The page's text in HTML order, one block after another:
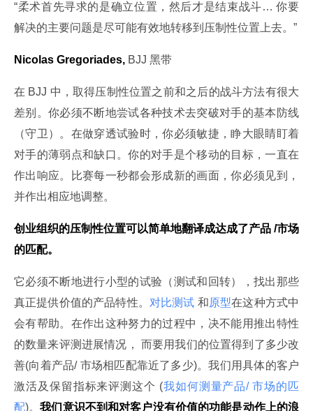
“柔术首先寻求的是确立位置，然后才是结束战斗… 你要
解决的主要问题是尽可能有效地转移到压制性位置上去。”
Nicolas Gregoriades, BJJ 黑带
在 BJJ 中，取得压制性位置之前和之后的战斗方法有很大
差别。你必须不断地尝试各种技术去突破对手的基本防线
（守卫）。在做穿透试验时，你必须敏捷，睁大眼睛盯着
对手的薄弱点和缺口。你的对手是个移动的目标，一直在
作出响应。比赛每一秒都会形成新的画面，你必须见到，
并作出相应地调整。
创业组织的压制性位置可以简单地翻译成达成了产品 /市场
的匹配。
它必须不断地进行小型的试验（测试和回转），找出那些
真正提供价值的产品特性。 对比测试 和原型在这种方式中
会有帮助。在作出这种努力的过程中，决不能用推出特性
的数量来评测进展情况， 而要用我们的位置得到了多少改
善(向着产品/ 市场相匹配靠近了多少)。我们用具体的客户
激活及保留指标来评测这个 (我如何测量产品/ 市场的匹
配)。我们意识不到和对客户没有价值的功能是动作上的浪